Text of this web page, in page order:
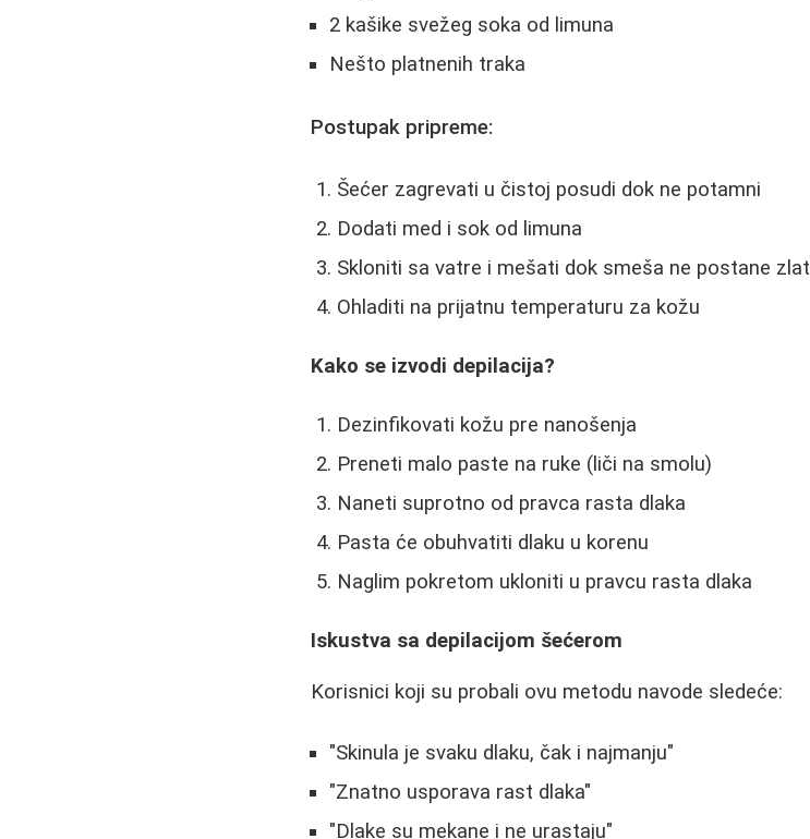
2 kašike svežeg soka od limuna
Nešto platnenih traka
Postupak pripreme:
Šećer zagrevati u čistoj posudi dok ne potamni
Dodati med i sok od limuna
Skloniti sa vatre i mešati dok smeša ne postane
Ohladiti na prijatnu temperaturu za kožu
Kako se izvodi depilacija?
Dezinfikovati kožu pre nanošenja
Preneti malo paste na ruke (liči na smolu)
Naneti suprotno od pravca rasta dlaka
Pasta će obuhvatiti dlaku u korenu
Naglim pokretom ukloniti u pravcu rasta dlaka
Iskustva sa depilacijom šećerom
Korisnici koji su probali ovu metodu navode sledeće:
"Skinula je svaku dlaku, čak i najmanju"
"Znatno usporava rast dlaka"
"Dlake su mekane i ne urastaju"